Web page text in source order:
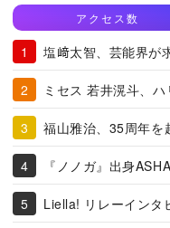
アクセス数
塩﨑太智、芸能界が
ミセス 若井滉斗、
福山雅治、35周年を
『ノノガ』出身
Liella! リレーインタ